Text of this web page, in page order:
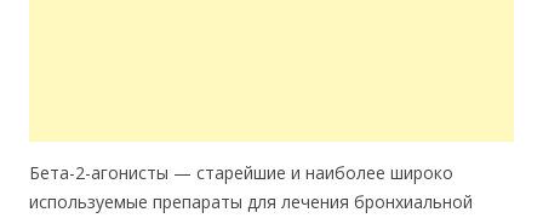
Бета-2-агонисты — старейшие и наиболее широко
используемые препараты для лечения бронхиальной